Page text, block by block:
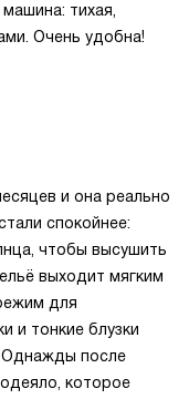
тихая,
Очень удобна!
и она реально
спокойнее:
чтобы высушить
выходит мягким
для
и тонкие блузки
Однажды после
которое